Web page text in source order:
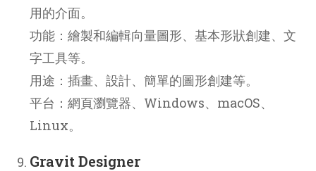
用的介面。
功能：繪製和編輯向量圖形、基本形狀創建、文
字工具等。
用途：插畫、設計、簡單的圖形創建等。
平台：網頁瀏覽器、Windows、macOS、
Linux。
Gravit Designer